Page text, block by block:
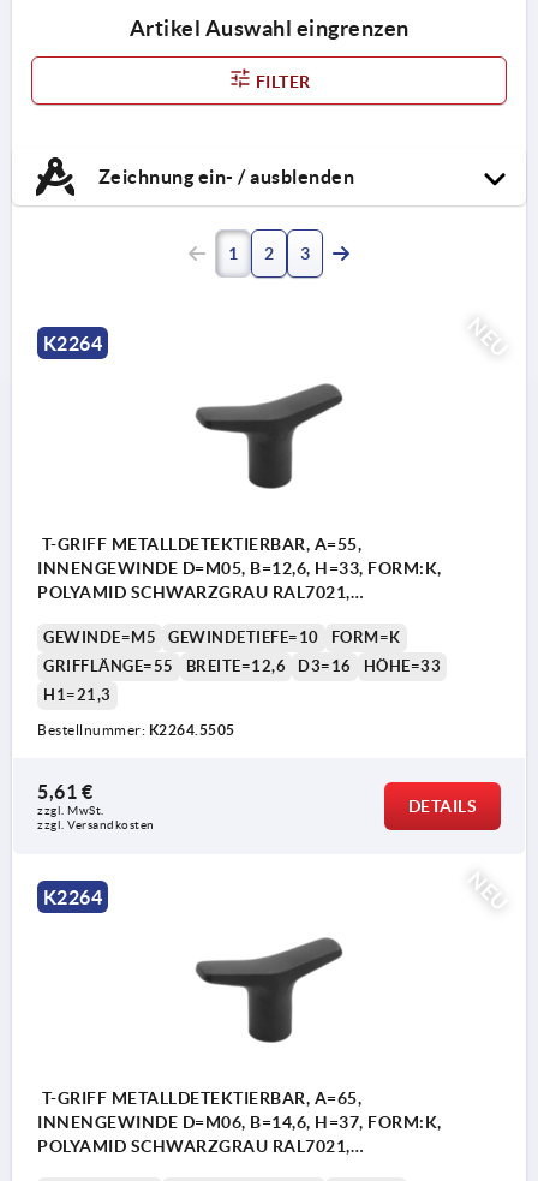
Artikel Auswahl eingrenzen
FILTER
Zeichnung ein- / ausblenden
1 2 3
NEU
K2264
T-GRIFF METALLDETEKTIERBAR, A=55,
INNENGEWINDE D=M05, B=12,6, H=33, FORM:K,
POLYAMID SCHWARZGRAU RAL7021,
GEWINDE=M5 GEWINDETIEFE=10
FORM=K
GRIFFLÄNGE=55
BREITE=12,6 D3=16
HÖHE=33
H1=21,3
Bestellnummer: K2264.5505
5,61 €
zzgl. MwSt.
zzgl. Versandkosten
DETAILS
NEU
K2264
T-GRIFF METALLDETEKTIERBAR, A=65,
INNENGEWINDE D=M06, B=14,6, H=37, FORM:K,
POLYAMID SCHWARZGRAU RAL7021,